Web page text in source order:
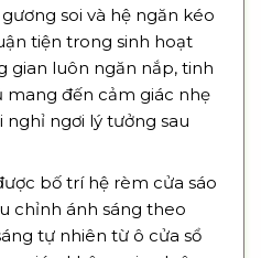
soi và hệ ngăn kéo
tiện trong sinh hoạt
gian luôn ngăn nắp, tinh
mang đến cảm giác nhẹ
nghỉ ngơi lý tưởng sau
bố trí hệ rèm cửa sáo
chỉnh ánh sáng theo
tự nhiên từ ô cửa sổ